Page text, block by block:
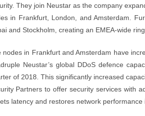
They join Neustar as the company
in Frankfurt, London, and Amsterdam.
and Stockholm, creating an EMEA-wide
nodes in Frankfurt and Amsterdam have
Neustar’s global DDoS defence
of 2018. This significantly increased
Partners to offer security services with
latency and restores network